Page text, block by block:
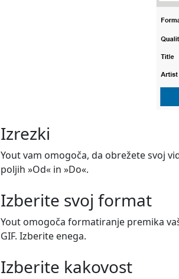
Izrezki
Yout vam omogoča, da obrežete svoj
poljih »Od« in »Do«.
Izberite svoj format
Yout omogoča formatiranje premika
GIF. Izberite enega.
Izberite kakovost